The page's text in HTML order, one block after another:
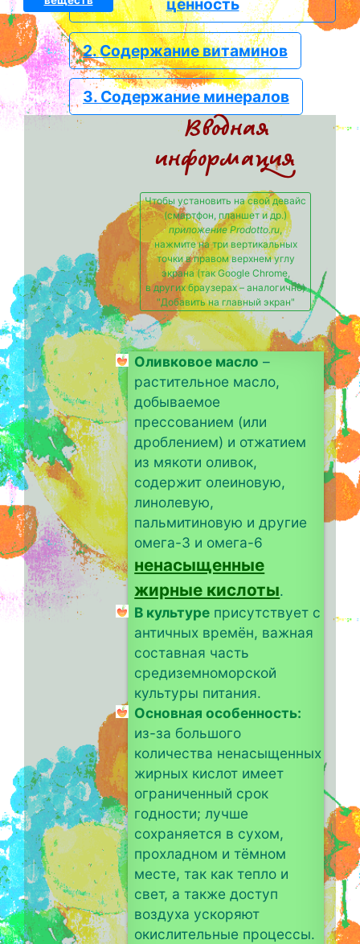
ценность
2. Содержание витаминов
3. Содержание минералов
Вводная
информация
Чтобы установить на свой девайс
(смартфон, планшет и др.)
приложение Prodotto.ru ,
нажмите на три вертикальных
точки в правом верхнем углу
экрана (так Google Chrome,
в других браузерах – аналогично)
"Добавить на главный экран"
Оливковое масло –
растительное масло,
добываемое
прессованием (или
дроблением) и отжатием
из мякоти оливок,
содержит олеиновую,
линолевую,
пальмитиновую и другие
омега-3 и омега-6
ненасыщенные
жирные кислоты.
В культуре присутствует с
античных времён, важная
составная часть
средиземноморской
культуры питания.
Основная особенность:
из-за большого
количества ненасыщенных
жирных кислот имеет
ограниченный срок
годности; лучше
сохраняется в сухом,
прохладном и тёмном
месте, так как тепло и
свет, а также доступ
воздуха ускоряют
окислительные процессы.